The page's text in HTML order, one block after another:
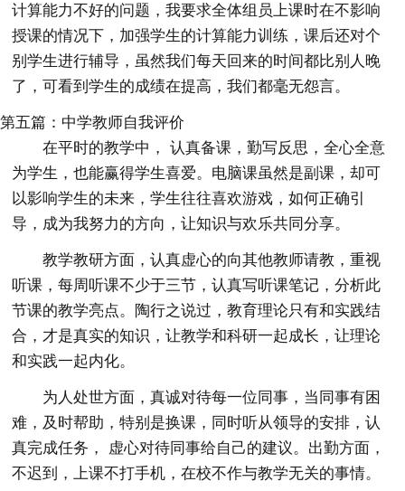
计算能力不好的问题，我要求全体组员上课时在不影响
授课的情况下，加强学生的计算能力训练，课后还对个
别学生进行辅导，虽然我们每天回来的时间都比别人晚
了，可看到学生的成绩在提高，我们都毫无怨言。
第五篇：中学教师自我评价
在平时的教学中， 认真备课，勤写反思，全心全意
为学生，也能赢得学生喜爱。电脑课虽然是副课，却可
以影响学生的未来，学生往往喜欢游戏，如何正确引
导，成为我努力的方向，让知识与欢乐共同分享。
教学教研方面，认真虚心的向其他教师请教，重视
听课，每周听课不少于三节，认真写听课笔记，分析此
节课的教学亮点。陶行之说过，教育理论只有和实践结
合，才是真实的知识，让教学和科研一起成长，让理论
和实践一起内化。
为人处世方面，真诚对待每一位同事，当同事有困
难，及时帮助，特别是换课，同时听从领导的安排，认
真完成任务， 虚心对待同事给自己的建议。出勤方面，
不迟到，上课不打手机，在校不作与教学无关的事情。